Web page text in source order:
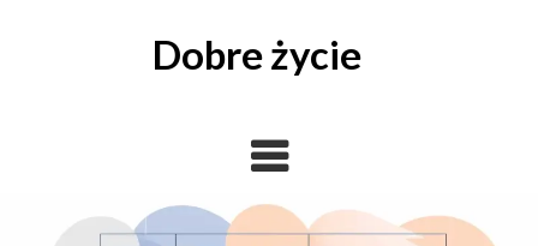
Dobre życie